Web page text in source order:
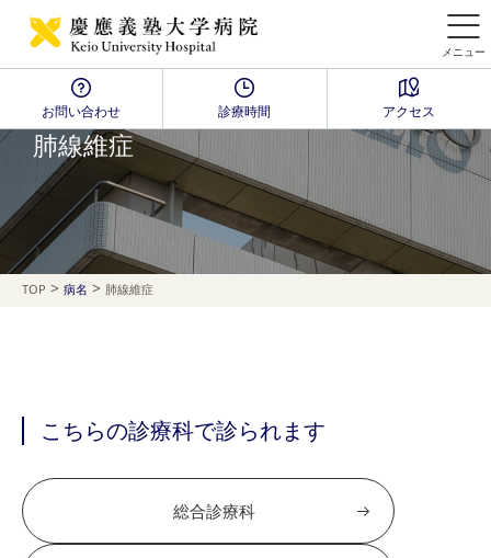
メニュー
お問い合わせ 診療時間 アクセス
Disease Name Search
肺線維症
TOP > 病名 > 肺線維症
こちらの診療科で診られます
総合診療科